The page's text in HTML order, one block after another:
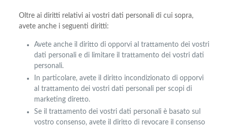
Oltre ai diritti relativi ai vostri dati personali di cui sopra,
avete anche i seguenti diritti:
Avete anche il diritto di opporvi al trattamento dei vostri
dati personali e di limitare il trattamento dei vostri dati
personali.
In particolare, avete il diritto incondizionato di opporvi
al trattamento dei vostri dati personali per scopi di
marketing diretto.
Se il trattamento dei vostri dati personali è basato sul
vostro consenso, avete il diritto di revocare il consenso